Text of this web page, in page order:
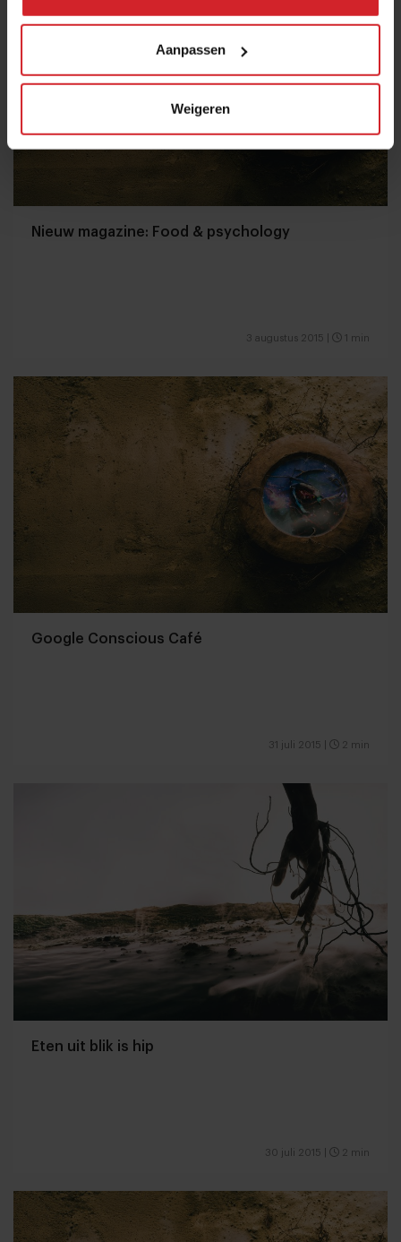
Aanpassen
Weigeren
Nieuw magazine: Food & psychology
3 augustus 2015 1 min
Google Conscious Café
31 juli 2015 2 min
Eten uit blik is hip
30 juli 2015 2 min